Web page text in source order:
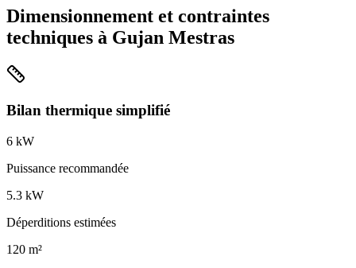
Dimensionnement et contraintes
techniques à Gujan Mestras
Bilan thermique simplifié
6 kW
Puissance recommandée
5.3 kW
Déperditions estimées
120 m²